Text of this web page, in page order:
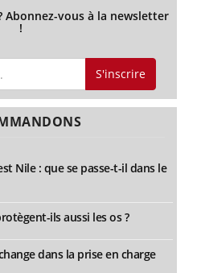
Abonnez-vous à la newsletter
!
S'inscrire
Nile : que se passe-t-il dans le
ils aussi les os ?
dans la prise en charge